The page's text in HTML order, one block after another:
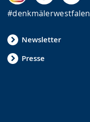
#denkmälerwestfalen
Newsletter
Presse